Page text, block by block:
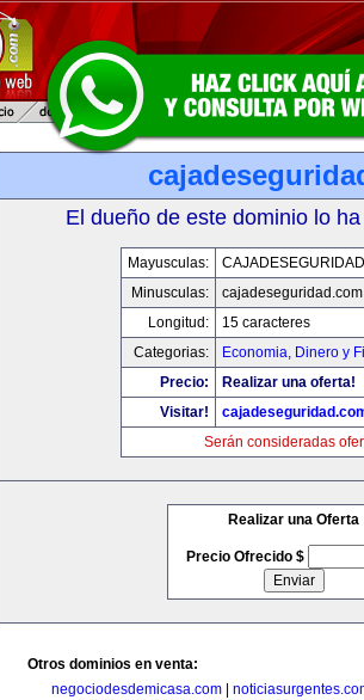
El dueño de este dominio lo
Mayusculas:
Minusculas:
cajadeseguridad.com
Longitud:
15 caracteres
Categorias:
Economia, Dinero y
Precio:
Realizar una oferta!
Visitar!
Serán consideradas
Realizar una Oferta
Precio Ofrecido $
Otros dominios en venta:
negociodesdemicasa.com